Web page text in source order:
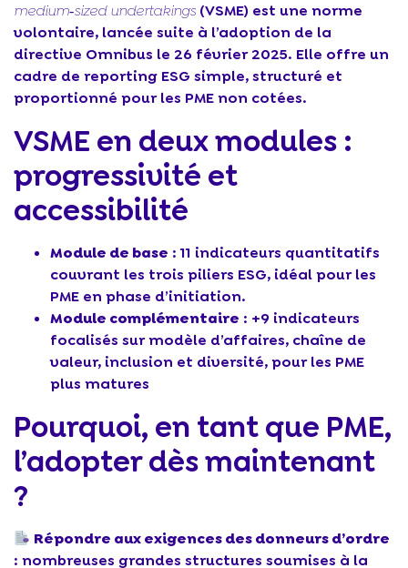
medium‑sized undertakings(VSME) est une norme
volontaire, lancée suite à l’adoption de la
directive Omnibus le 26 février 2025. Elle offre un
cadre de reporting ESG simple, structuré et
proportionné pour les PME non cotées.
VSME en deux modules :
progressivité et
accessibilité
Module de base : 11 indicateurs quantitatifs
couvrant les trois piliers ESG, idéal pour les
PME en phase d’initiation.
Module complémentaire : +9 indicateurs
focalisés sur modèle d’affaires, chaîne de
valeur, inclusion et diversité, pour les PME
plus matures
Pourquoi, en tant que PME,
l’adopter dès maintenant
?
Répondre aux exigences des donneurs d’ordre
: nombreuses grandes structures soumises à la